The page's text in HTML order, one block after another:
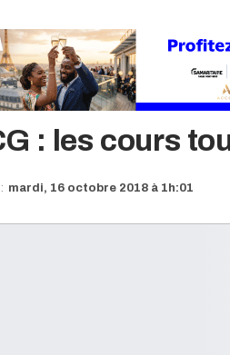
: les cours
mardi, 16 octobre 2018 à 1h:01